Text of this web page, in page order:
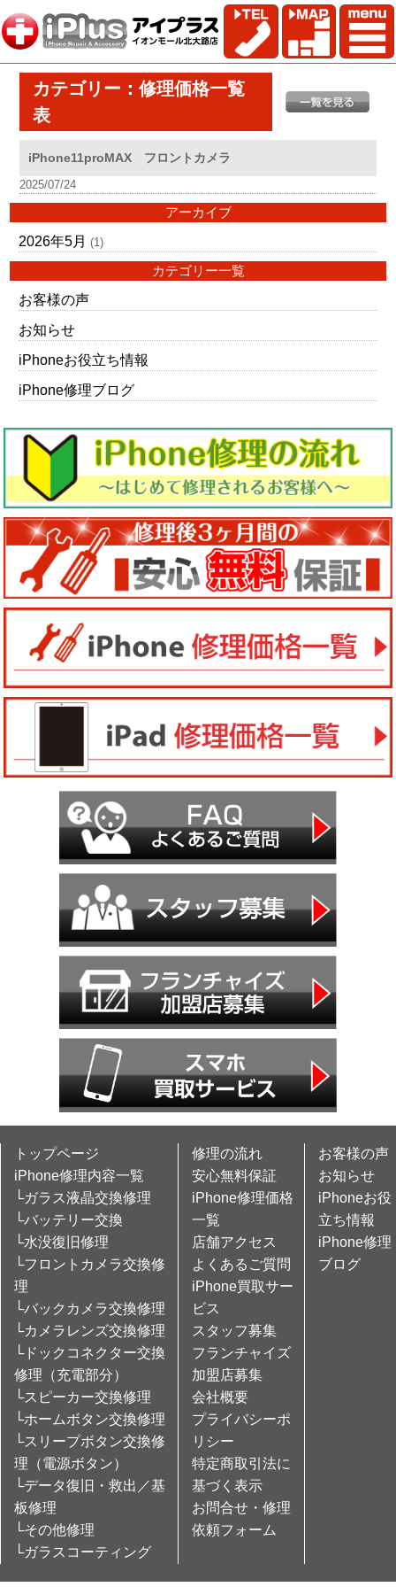
カテゴリー：修理価格一覧
表
iPhone11proMAX フロントカメラ
2025/07/24
アーカイブ
2026年5月 (1)
カテゴリー一覧
お客様の声
お知らせ
iPhoneお役立ち情報
iPhone修理ブログ
トップページ
iPhone修理内容一覧
└ガラス液晶交換修理
└バッテリー交換
└水没復旧修理
└フロントカメラ交換修
理
└バックカメラ交換修理
└カメラレンズ交換修理
└ドックコネクター交換
修理（充電部分）
└スピーカー交換修理
└ホームボタン交換修理
└スリープボタン交換修
理（電源ボタン）
└データ復旧・救出／基
板修理
└その他修理
└ガラスコーティング
修理の流れ
安心無料保証
iPhone修理価格
一覧
店舗アクセス
よくあるご質問
iPhone買取サー
ビス
スタッフ募集
フランチャイズ
加盟店募集
会社概要
プライバシーポ
リシー
特定商取引法に
基づく表示
お問合せ・修理
依頼フォーム
お客様の声
お知らせ
iPhoneお役
立ち情報
iPhone修理
ブログ